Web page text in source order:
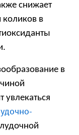
снижает
коликов в
в
увлекаться